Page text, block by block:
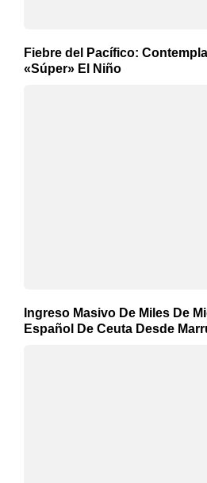
Fiebre del Pacífico:
«Súper» El Niño
Ingreso Masivo De Miles De
Español De Ceuta Desde